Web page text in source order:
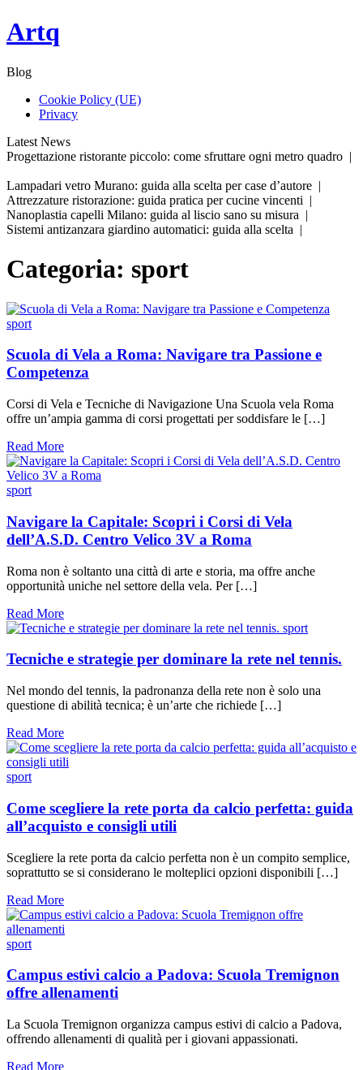
Skip
to
Artq
Blog
Cookie Policy (UE)
Privacy
Latest News
Progettazione ristorante piccolo: come sfruttare ogni metro quadro |
Lampadari vetro Murano: guida alla scelta per case d’autore |
Attrezzature ristorazione: guida pratica per cucine vincenti |
Nanoplastia capelli Milano: guida al liscio sano su misura |
Sistemi antizanzara giardino automatici: guida alla scelta |
Categoria: sport
sport
Scuola di Vela a Roma: Navigare tra Passione e
Competenza
Corsi di Vela e Tecniche di Navigazione Una Scuola vela Roma
offre un’ampia gamma di corsi progettati per soddisfare le […]
Read More
sport
Navigare la Capitale: Scopri i Corsi di Vela
dell’A.S.D. Centro Velico 3V a Roma
Roma non è soltanto una città di arte e storia, ma offre anche
opportunità uniche nel settore della vela. Per […]
Read More
sport
Tecniche e strategie per dominare la rete nel tennis.
Nel mondo del tennis, la padronanza della rete non è solo una
questione di abilità tecnica; è un’arte che richiede […]
Read More
sport
Come scegliere la rete porta da calcio perfetta: guida
all’acquisto e consigli utili
Scegliere la rete porta da calcio perfetta non è un compito semplice,
soprattutto se si considerano le molteplici opzioni disponibili […]
Read More
sport
Campus estivi calcio a Padova: Scuola Tremignon
offre allenamenti
La Scuola Tremignon organizza campus estivi di calcio a Padova,
offrendo allenamenti di qualità per i giovani appassionati.
Read More